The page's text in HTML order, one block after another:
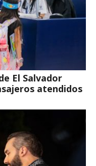
El Salvador
atendidos